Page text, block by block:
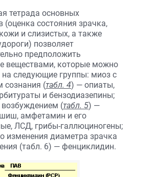
тетрада основных
(оценка состояния зрачка,
и слизистых, а также
позволяет
предположить
веществами, которые можно
на следующие группы: миоз с
сознания (табл. 4) — опиаты,
и бензодиазепины;
(табл. 5) —
амфетамин и его
ЛСД, грибы-галлюциногены;
изменения диаметра зрачка
(табл. 6) — фенциклидин.